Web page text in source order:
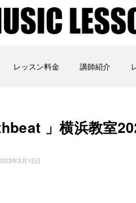
レッスン料金 講師紹介
」横浜教室
年3月12日